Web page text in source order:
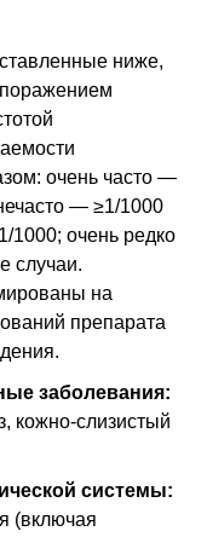
ниже,
поражением
очень часто —
— ≥1/1000
1000; очень редко
случаи.
на
препарата
заболевания:
кожно-слизистый
системы:
(включая